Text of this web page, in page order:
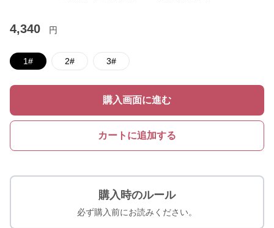
4,340 円
1# 2# 3#
購入画面に進む
カートに追加する
購入時のルール
必ず購入前にお読みください。